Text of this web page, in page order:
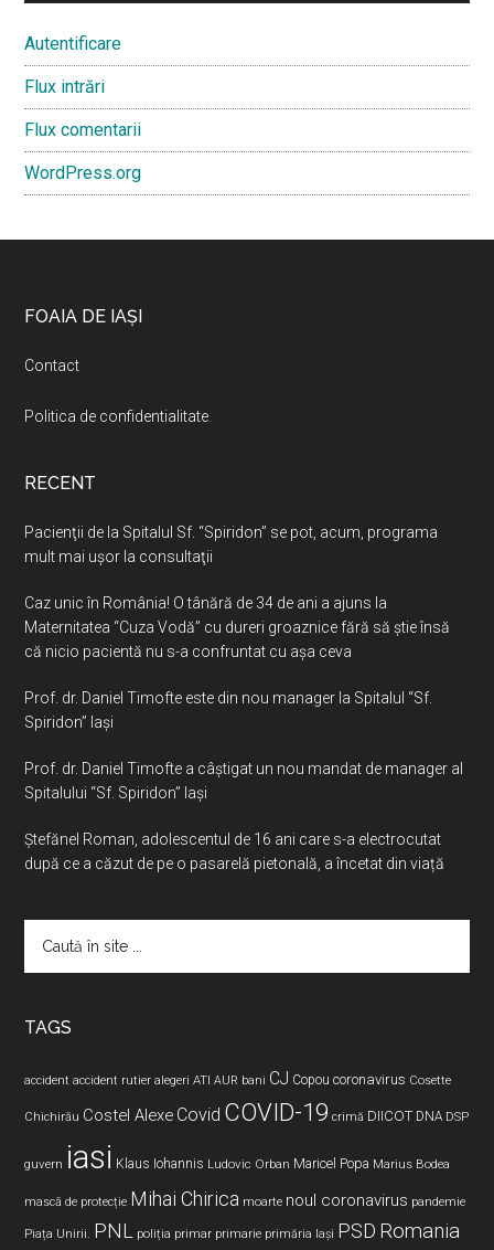
Autentificare
Flux intrări
Flux comentarii
WordPress.org
Footer
FOAIA DE IAȘI
Contact
Politica de confidentialitate.
RECENT
Pacienţii de la Spitalul Sf. “Spiridon” se pot, acum, programa
mult mai uşor la consultaţii
Caz unic în România! O tânără de 34 de ani a ajuns la
Maternitatea “Cuza Vodă” cu dureri groaznice fără să ştie însă
că nicio pacientă nu s-a confruntat cu așa ceva
Prof. dr. Daniel Timofte este din nou manager la Spitalul “Sf.
Spiridon” Iaşi
Prof. dr. Daniel Timofte a câștigat un nou mandat de manager al
Spitalului “Sf. Spiridon” Iași
Ştefănel Roman, adolescentul de 16 ani care s-a electrocutat
după ce a căzut de pe o pasarelă pietonală, a încetat din viață
TAGS
accident accident rutier alegeri ATI AUR bani CJ Copou coronavirus Cosette
Chichirău Costel Alexe Covid COVID-19 crimă DIICOT DNA DSP
guvern iasi Klaus Iohannis Ludovic Orban Maricel Popa Marius Bodea
mască de protecție Mihai Chirica moarte noul coronavirus pandemie
Piața Unirii. PNL poliția primar primarie primăria Iași PSD Romania